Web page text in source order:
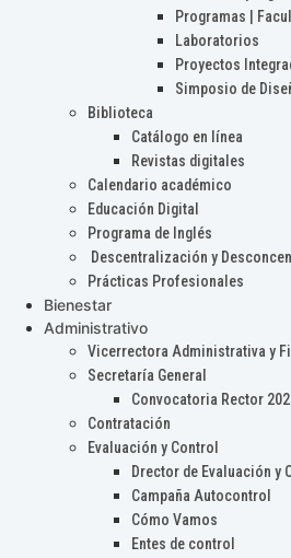
Programas |
Laboratorios
Proyectos
Simposio de
Biblioteca
Catálogo en línea
Revistas digitales
Calendario académico
Educación Digital
Programa de Inglés
Descentralización y
Prácticas Profesionales
Bienestar
Administrativo
Vicerrectora Administrativa y
Secretaría General
Convocatoria Rector
Contratación
Evaluación y Control
Drector de Evaluación y
Campaña Autocontrol
Cómo Vamos
Entes de control